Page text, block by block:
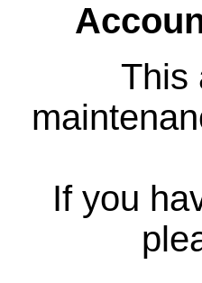
This
If you